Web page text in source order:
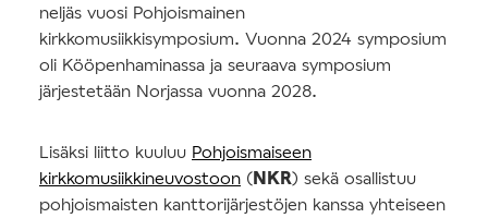
neljäs vuosi Pohjoismainen
kirkkomusiikkisymposium. Vuonna 2024 symposium
oli Kööpenhaminassa ja seuraava symposium
järjestetään Norjassa vuonna 2028.
Lisäksi liitto kuuluu Pohjoismaiseen
kirkkomusiikkineuvostoon (NKR) sekä osallistuu
pohjoismaisten kanttorijärjestöjen kanssa yhteiseen